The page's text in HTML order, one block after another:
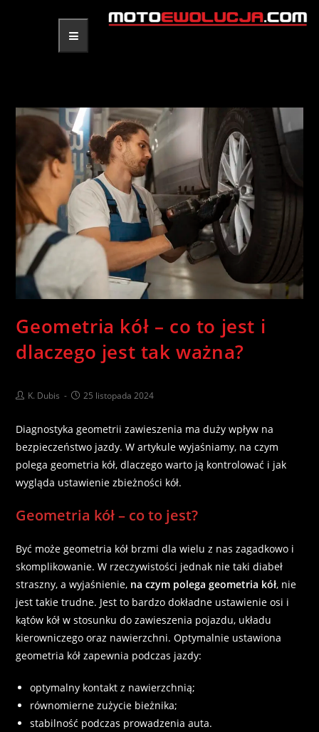
Geometria kół – co to jest i
dlaczego jest tak ważna?
K. Dubis 25 listopada 2024
Diagnostyka geometrii zawieszenia ma duży wpływ na
bezpieczeństwo jazdy. W artykule wyjaśniamy, na czym
polega geometria kół, dlaczego warto ją kontrolować i jak
wygląda ustawienie zbieżności kół.
Geometria kół – co to jest?
Być może geometria kół brzmi dla wielu z nas zagadkowo i
skomplikowanie. W rzeczywistości jednak nie taki diabeł
straszny, a wyjaśnienie, na czym polega geometria kół, nie
jest takie trudne. Jest to bardzo dokładne ustawienie osi i
kątów kół w stosunku do zawieszenia pojazdu, układu
kierowniczego oraz nawierzchni. Optymalnie ustawiona
geometria kół zapewnia podczas jazdy:
optymalny kontakt z nawierzchnią;
równomierne zużycie bieżnika;
stabilność podczas prowadzenia auta.